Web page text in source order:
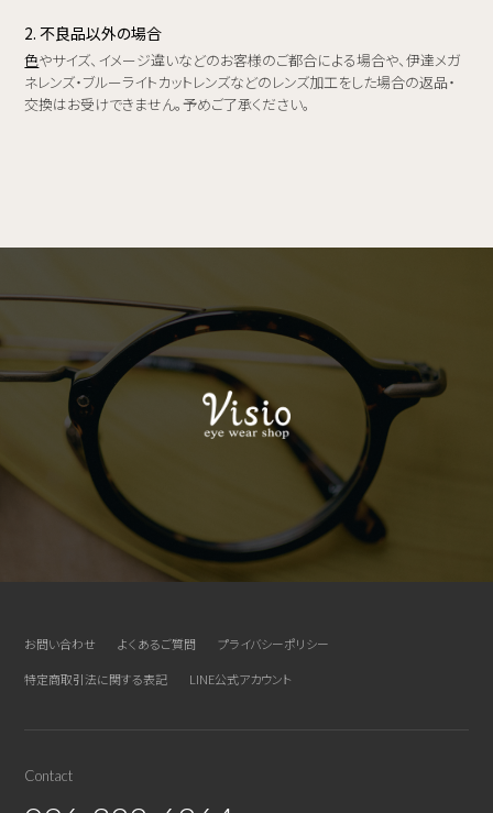
2. 不良品以外の場合
色やサイズ、イメージ違いなどのお客様のご都合による場合や、伊達メガ
ネレンズ・ブルーライトカットレンズなどのレンズ加工をした場合の返品・
交換はお受けできません。予めご了承ください。
お問い合わせ よくあるご質問
プライバシーポリシー
特定商取引法に関する表記
LINE公式アカウント
Contact